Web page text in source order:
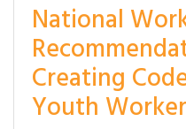
National
Creating
Youth